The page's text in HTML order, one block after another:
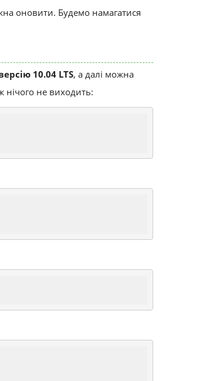
оновити. Будемо намагатися
10.04 LTS, а далі можна
не виходить: